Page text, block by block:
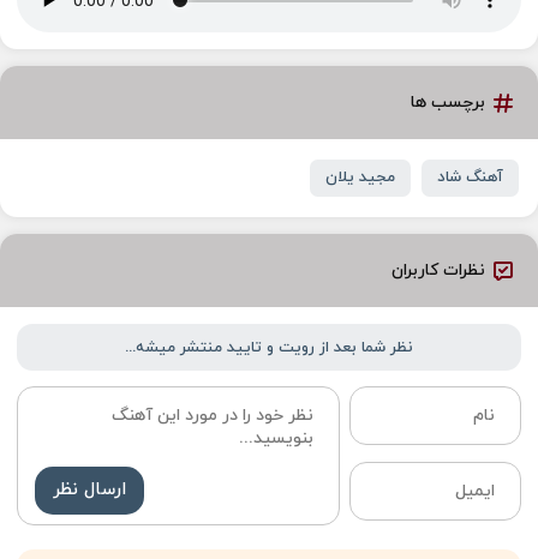
برچسب ها
آهنگ شاد مجید یلان
نظرات کاربران
نظر شما بعد از رویت و تایید منتشر میشه...
ارسال نظر